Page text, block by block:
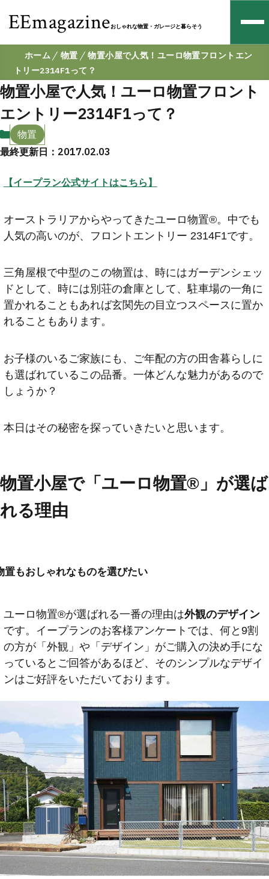
EEmagazineおしゃれな物置・ガレージと暮らそう
ホーム 物置
物置小屋で人気！ユーロ物置フロントエン
トリー2314F1って？
物置小屋で人気！ユーロ物置フロント
エントリー2314F1って？
物置
最終更新日：2017.02.03
【イープラン公式サイトはこちら】
オーストラリアからやってきたユーロ物置®️。中でも
人気の高いのが、フロントエントリー 2314F1です。
三角屋根で中型のこの物置は、時にはガーデンシェッ
ドとして、時には別荘の倉庫として、駐車場の一角に
置かれることもあれば玄関先の目立つスペースに置か
れることもあります。
お子様のいるご家族にも、ご年配の方の田舎暮らしに
も選ばれているこの品番。一体どんな魅力があるので
しょうか？
本日はその秘密を探っていきたいと思います。
物置小屋で「ユーロ物置®️」が選ば
れる理由
置もおしゃれなものを選びたい
ユーロ物置®️が選ばれる一番の理由は外観のデザイン
です。イープランのお客様アンケートでは、何と9割
の方が「外観」や「デザイン」がご購入の決め手にな
っているとご回答があるほど、そのシンプルなデザイ
ンはご好評をいただいております。